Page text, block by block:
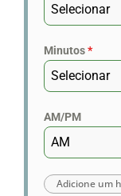
Selecionar
Minutos*
Selecionar
AM/PM
AM